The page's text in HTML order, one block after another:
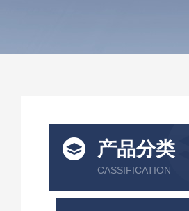
产品分类
CASSIFICATION